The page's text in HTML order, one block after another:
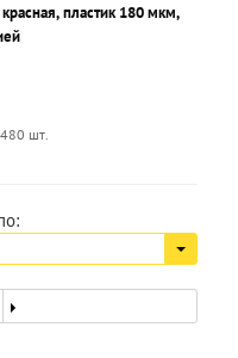
пластик 180 мкм,
шт.